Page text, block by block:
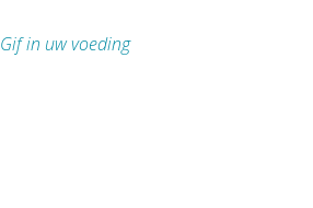
BEKIJK RECENSIE